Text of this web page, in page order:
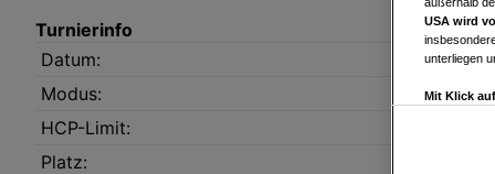
Turnierinfo
Datum:
Modus:
HCP-Limit:
Platz:
USA wird
unterliegen
Mit Klick